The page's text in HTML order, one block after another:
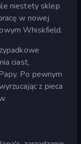
niestety sklep
w nowej
Whiskfield.
ciast,
Po pewnym
z pieca